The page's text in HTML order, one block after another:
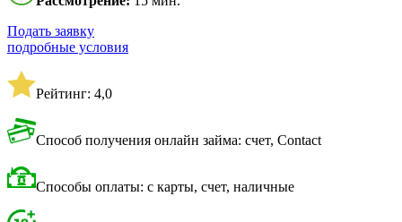
Подать заявку
подробные условия
Рейтинг: 4,0
Способ получения онлайн займа: счет, Contact
Способы оплаты: с карты, счет, наличные